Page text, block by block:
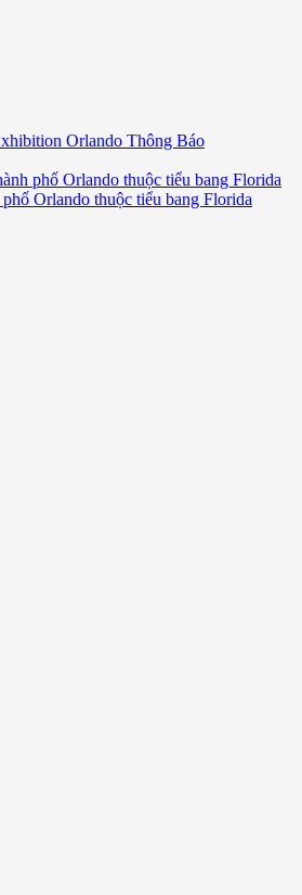
Orlando Thông Báo
phố Orlando thuộc tiểu bang Florida
Orlando thuộc tiểu bang Florida